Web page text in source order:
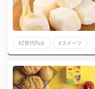
#Z世代Pick #スイーツ